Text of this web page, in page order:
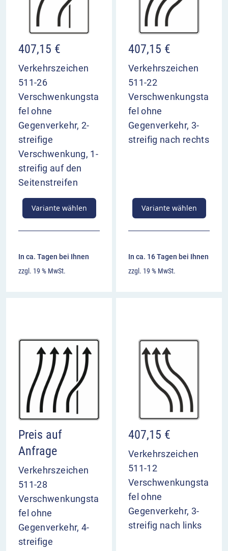
407,15 €
Verkehrszeichen
511-26
Verschwenkungsta
fel ohne
Gegenverkehr, 2-
streifige
Verschwenkung, 1-
streifig auf den
Seitenstreifen
Variante wählen
In ca. Tagen bei Ihnen
zzgl. 19 % MwSt.
407,15 €
Verkehrszeichen
511-22
Verschwenkungsta
fel ohne
Gegenverkehr, 3-
streifig nach rechts
Variante wählen
In ca. 16 Tagen bei Ihnen
zzgl. 19 % MwSt.
Preis auf
Anfrage
Verkehrszeichen
511-28
Verschwenkungsta
fel ohne
Gegenverkehr, 4-
streifige
407,15 €
Verkehrszeichen
511-12
Verschwenkungsta
fel ohne
Gegenverkehr, 3-
streifig nach links